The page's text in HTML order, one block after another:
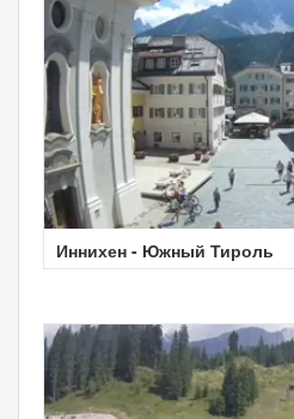
Иннихен - Южный Тироль